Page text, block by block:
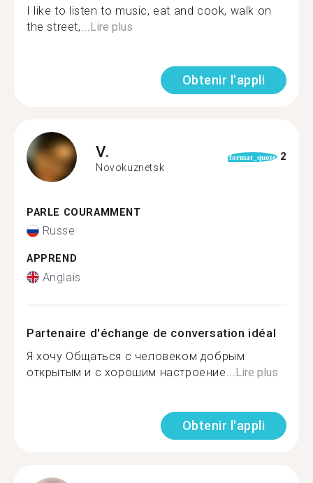
I like to listen to music, eat and cook, walk on
the street,... Lire plus
Obtenir l'appli
V.
Novokuznetsk
format_quote 2
PARLE COURAMMENT
Russe
APPREND
Anglais
Partenaire d'échange de conversation idéal
Я хочу Общаться с человеком добрым
открытым и с хорошим настроение... Lire plus
Obtenir l'appli